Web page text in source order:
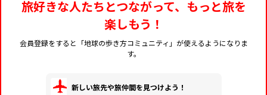
旅好きな人たちとつながって、もっと旅を
楽しもう！
会員登録をすると「地球の歩き方コミュニティ」が使えるようになりま
す。
新しい旅先や旅仲間を見つけよう！